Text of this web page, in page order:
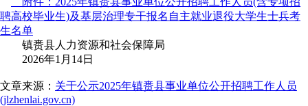
聘高校毕业生)及基层治理专干报名自主就业退役大学生士兵考
生名单
镇赉县人力资源和社会保障局
2026年1月14日
文章来源： 关于公示2025年镇赉县事业单位公开招聘工作人员
(jlzhenlai.gov.cn)